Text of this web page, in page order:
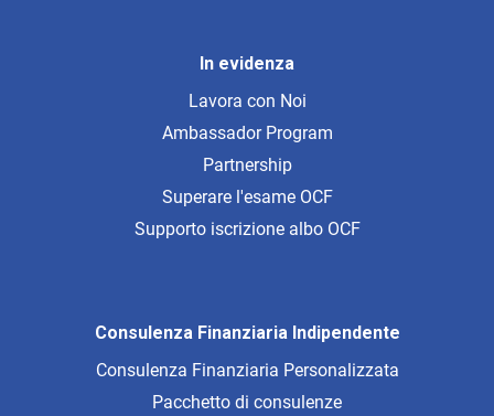
Consulenza Finanziaria Indipendente
Consulenza Finanziaria Personalizzata
Pacchetto di consulenze
In evidenza
Lavora con Noi
Ambassador Program
Partnership
Superare l'esame OCF
Supporto iscrizione albo OCF